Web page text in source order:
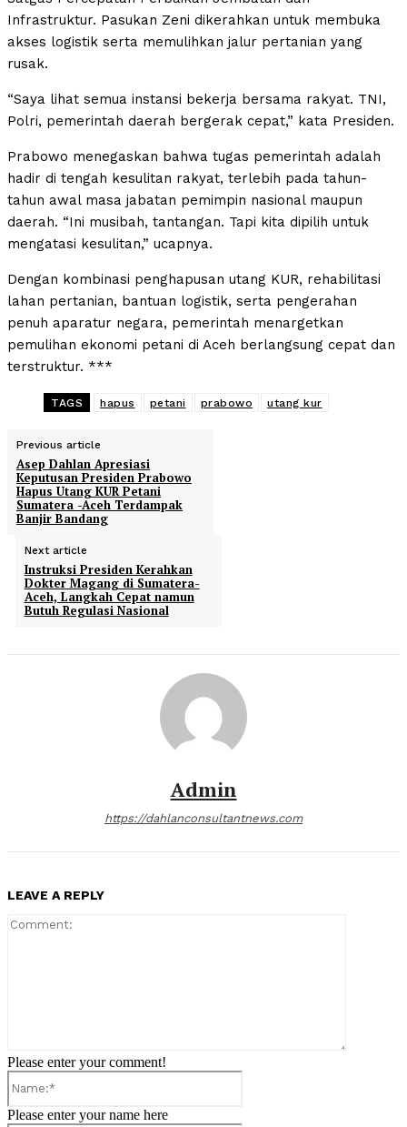
Infrastruktur. Pasukan Zeni dikerahkan untuk membuka
akses logistik serta memulihkan jalur pertanian yang
rusak.
“Saya lihat semua instansi bekerja bersama rakyat. TNI,
Polri, pemerintah daerah bergerak cepat,” kata Presiden.
Prabowo menegaskan bahwa tugas pemerintah adalah
hadir di tengah kesulitan rakyat, terlebih pada tahun-
tahun awal masa jabatan pemimpin nasional maupun
daerah. “Ini musibah, tantangan. Tapi kita dipilih untuk
mengatasi kesulitan,” ucapnya.
Dengan kombinasi penghapusan utang KUR, rehabilitasi
lahan pertanian, bantuan logistik, serta pengerahan
penuh aparatur negara, pemerintah menargetkan
pemulihan ekonomi petani di Aceh berlangsung cepat dan
terstruktur. ***
TAGS hapus petani prabowo utang kur
Previous article
Asep Dahlan Apresiasi
Keputusan Presiden Prabowo
Hapus Utang KUR Petani
Sumatera -Aceh Terdampak
Banjir Bandang
Next article
Instruksi Presiden Kerahkan
Dokter Magang di Sumatera-
Aceh, Langkah Cepat namun
Butuh Regulasi Nasional
Admin
https://dahlanconsultantnews.com
LEAVE A REPLY
Please enter your comment!
Please enter your name here